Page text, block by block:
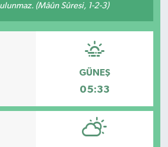
(Mâûn Sûresi, 1-2-3)
GÜNEŞ
05:33